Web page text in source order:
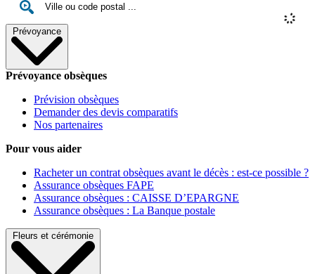
Prévoyance
Prévoyance obsèques
Prévision obsèques
Demander des devis comparatifs
Nos partenaires
Pour vous aider
Racheter un contrat obsèques avant le décès : est-ce possible ?
Assurance obsèques FAPE
Assurance obsèques : CAISSE D’EPARGNE
Assurance obsèques : La Banque postale
Fleurs et cérémonie